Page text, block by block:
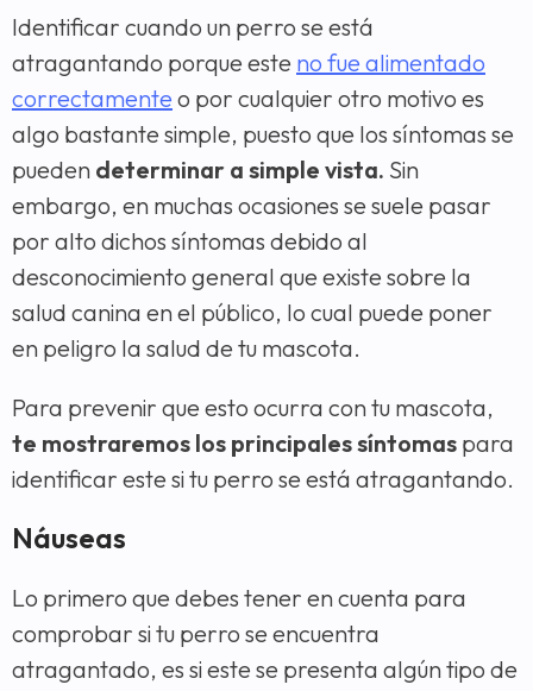
Identificar cuando un perro se está
atragantando porque este no fue alimentado
correctamente o por cualquier otro motivo es
algo bastante simple, puesto que los síntomas se
pueden determinar a simple vista. Sin
embargo, en muchas ocasiones se suele pasar
por alto dichos síntomas debido al
desconocimiento general que existe sobre la
salud canina en el público, lo cual puede poner
en peligro la salud de tu mascota.
Para prevenir que esto ocurra con tu mascota,
te mostraremos los principales síntomas para
identificar este si tu perro se está atragantando.
Náuseas
Lo primero que debes tener en cuenta para
comprobar si tu perro se encuentra
atragantado, es si este se presenta algún tipo de